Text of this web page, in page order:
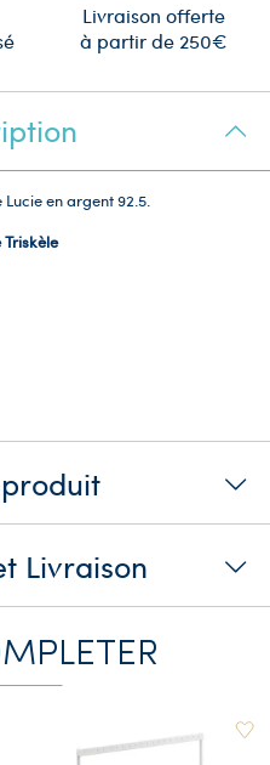
Livraison offerte
à partir de 250€
en argent 92.5.
Livraison